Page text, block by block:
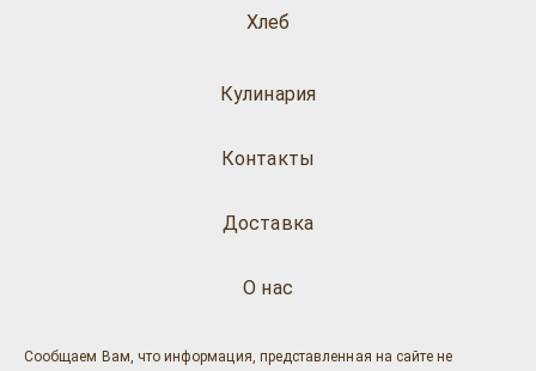
Хлеб
Кулинария
О нас
Доставка
Контакты
Сообщаем Вам, что информация, представленная на сайте не